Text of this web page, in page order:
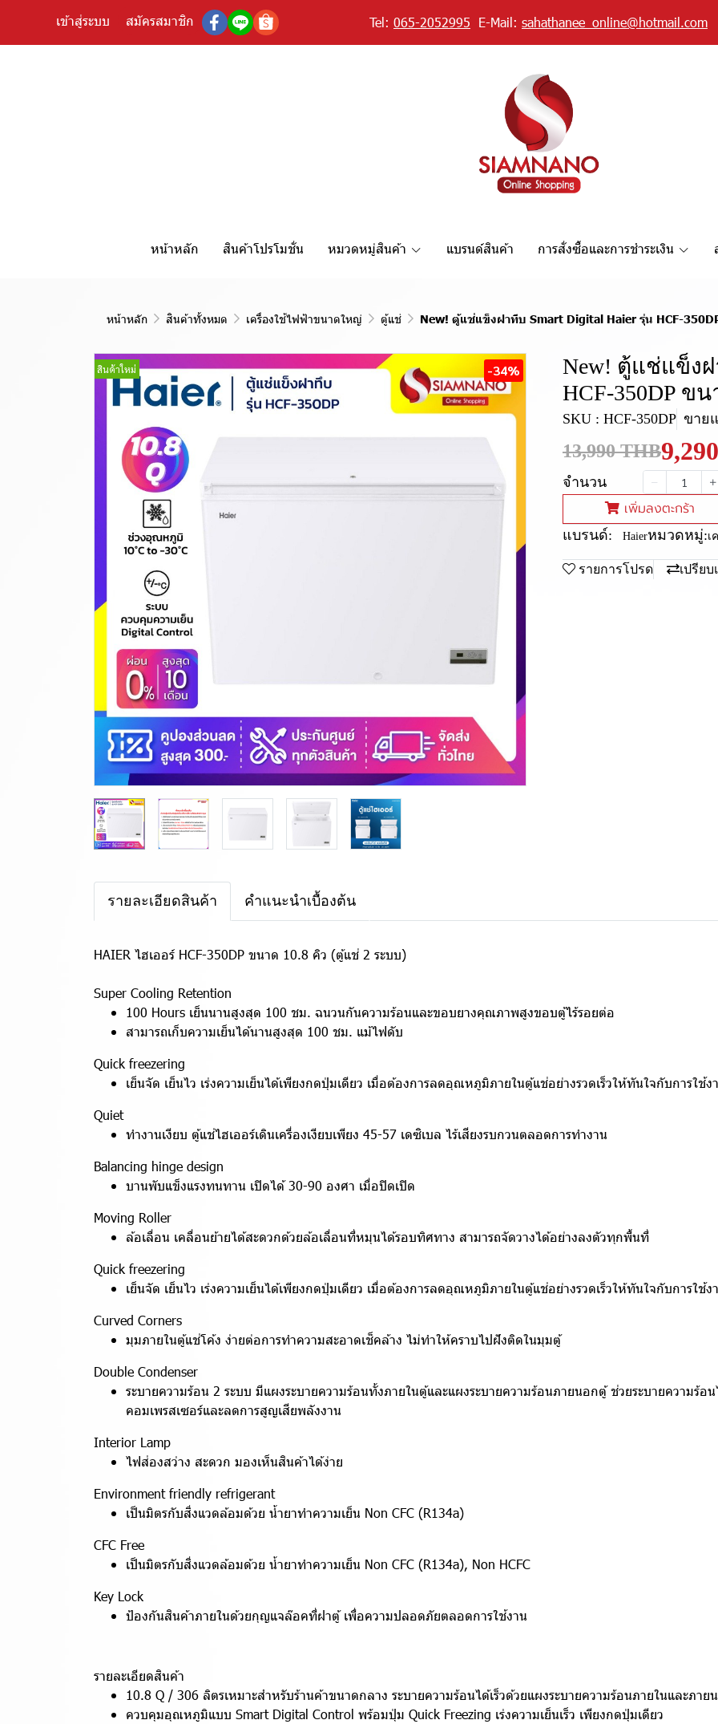
เข้าสู่ระบบ สมัครสมาชิก Tel: 065-2052995 E-Mail: sahathanee_online@hotmail.com
หน้าหลัก สินค้าโปรโมชั่น หมวดหมู่สินค้า แบรนด์สินค้า การสั่งซื้อและการชำระเงิน
หน้าหลัก สินค้าทั้งหมด เครื่องใช้ไฟฟ้าขนาดใหญ่ ตู้แช่ New! ตู้แช่แข็งฝาทึบ Smart Digital Haier รุ่น HCF-
สินค้าใหม่ -34%
New! ตู้แช่แข็งฝ
HCF-350DP ขน
SKU : HCF-350DP ขาย
13,990 THB
จำนวน
เพิ่มลงตะกร้า
แบรนด์: Haierหมวดหมู่:เ
รายการโปรด เปรียบ
รายละเอียดสินค้า คำแนะนำเบื้องต้น
HAIER ไฮเออร์ HCF-350DP ขนาด 10.8 คิว (ตู้แช่ 2 ระบบ)
Super Cooling Retention
100 Hours เย็นนานสูงสุด 100 ชม. ฉนวนกันความร้อนและขอบยางคุณภาพสูงขอบตู้ไร้รอยต่อ
สามารถเก็บความเย็นได้นานสูงสุด 100 ชม. แม้ไฟดับ
Quick freezering
เย็นจัด เย็นไว เร่งความเย็นได้เพียงกดปุ่มเดียว เมื่อต้องการลดอุณหภูมิภายในตู้แช่อย่างรวดเร็วให้ทันใจกับการใช้ง
Quiet
ทำงานเงียบ ตู้แช่ไฮเออร์เดินเครื่องเงียบเพียง 45-57 เดซิเบล ไร้เสียงรบกวนตลอดการทำงาน
Balancing hinge design
บานพับแข็งแรงทนทาน เปิดได้ 30-90 องศา เมื่อปิดเปิด
Moving Roller
ล้อเลื่อน เคลื่อนย้ายได้สะดวกด้วยล้อเลื่อนที่หมุนได้รอบทิศทาง สามารถจัดวางได้อย่างลงตัวทุกพื้นที่
Quick freezering
เย็นจัด เย็นไว เร่งความเย็นได้เพียงกดปุ่มเดียว เมื่อต้องการลดอุณหภูมิภายในตู้แช่อย่างรวดเร็วให้ทันใจกับการใช้ง
Curved Corners
มุมภายในตู้แช่โค้ง ง่ายต่อการทำความสะอาดเช็คล้าง ไม่ทำให้คราบไปฝังติดในมุมตู้
Double Condenser
ระบายความร้อน 2 ระบบ มีแผงระบายความร้อนทั้งภายในตู้และแผงระบายความร้อนภายนอกตู้ ช่วยระบายความร้อ
คอมเพรสเซอร์และลดการสูญเสียพลังงาน
Interior Lamp
ไฟส่องสว่าง สะดวก มองเห็นสินค้าได้ง่าย
Environment friendly refrigerant
เป็นมิตรกับสิ่งแวดล้อมด้วย น้ำยาทำความเย็น Non CFC (R134a)
CFC Free
เป็นมิตรกับสิ่งแวดล้อมด้วย น้ำยาทำความเย็น Non CFC (R134a), Non HCFC
Key Lock
ป้องกันสินค้าภายในด้วยกุญแจล๊อคที่ฝาตู้ เพื่อความปลอดภัยตลอดการใช้งาน
รายละเอียดสินค้า
10.8 Q / 306 ลิตรเหมาะสำหรับร้านค้าขนาดกลาง ระบายความร้อนได้เร็วด้วยแผงระบายความร้อนภายในและภาย
ควบคุมอุณหภูมิแบบ Smart Digital Control พร้อมปุ่ม Quick Freezing เร่งความเย็นเร็ว เพียงกดปุ่มเดียว